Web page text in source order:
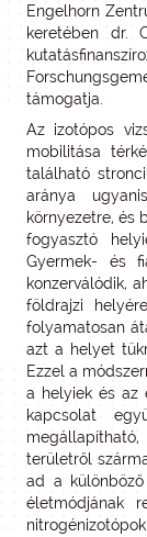
Engelhorn
keretében dr.
támogatja.
Az izotópos
mobilitása
található
aránya
környezetre, és
fogyasztó
Gyermek- és
konzerválódik,
földrajzi
folyamatosan
azt a helyet
Ezzel a
a helyiek és az
kapcsolat
területről
ad a
életmódjának